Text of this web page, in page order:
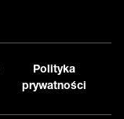
Polityka
prywatności